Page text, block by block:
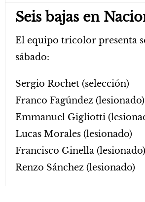
Seis bajas en
El equipo tricolor presenta
sábado:
Sergio Rochet (selección)
Franco Fagúndez (lesionado)
Emmanuel Gigliotti
Lucas Morales (lesionado)
Francisco Ginella (lesionado)
Renzo Sánchez (lesionado)